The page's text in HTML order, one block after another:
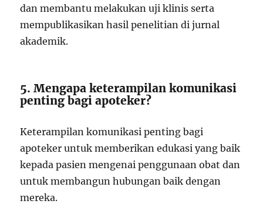
dan membantu melakukan uji klinis serta
mempublikasikan hasil penelitian di jurnal
akademik.
5. Mengapa keterampilan komunikasi
penting bagi apoteker?
Keterampilan komunikasi penting bagi
apoteker untuk memberikan edukasi yang baik
kepada pasien mengenai penggunaan obat dan
untuk membangun hubungan baik dengan
mereka.